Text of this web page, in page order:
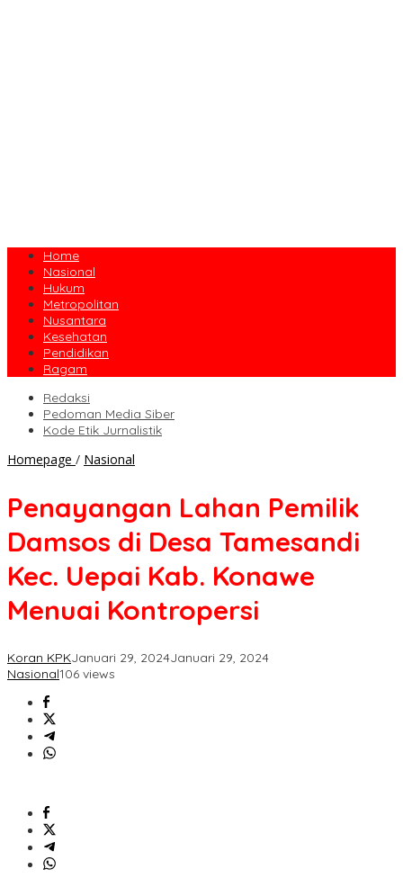
Home
Nasional
Hukum
Metropolitan
Nusantara
Kesehatan
Pendidikan
Ragam
Redaksi
Pedoman Media Siber
Kode Etik Jurnalistik
Homepage / Nasional
Damsos
di
Desa
Kec.
Kab.
Kontropersi
Penayangan Lahan Pemilik
Damsos di Desa Tamesandi
Kec. Uepai Kab. Konawe
Menuai Kontropersi
Koran KPKJanuari 29, 2024Januari 29, 2024
Nasional106 views